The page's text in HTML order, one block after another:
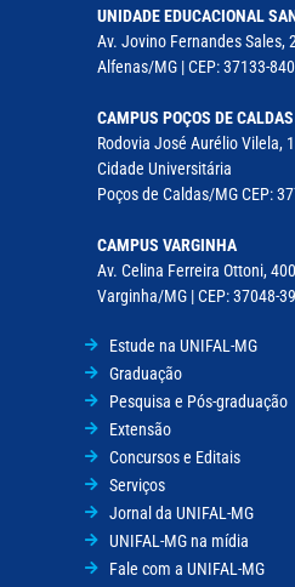
UNIDADE EDUCACIONAL
Av. Jovino Fernandes Sales,
Alfenas/MG | CEP: 37133-840
CAMPUS POÇOS DE CALDAS
Rodovia José Aurélio Vilela,
Cidade Universitária
Poços de Caldas/MG CEP:
CAMPUS VARGINHA
Av. Celina Ferreira Ottoni,
Varginha/MG | CEP: 37048-
Estude na UNIFAL-MG
Graduação
Pesquisa e Pós-graduação
Extensão
Concursos e Editais
Serviços
Jornal da UNIFAL-MG
UNIFAL-MG na mídia
Fale com a UNIFAL-MG